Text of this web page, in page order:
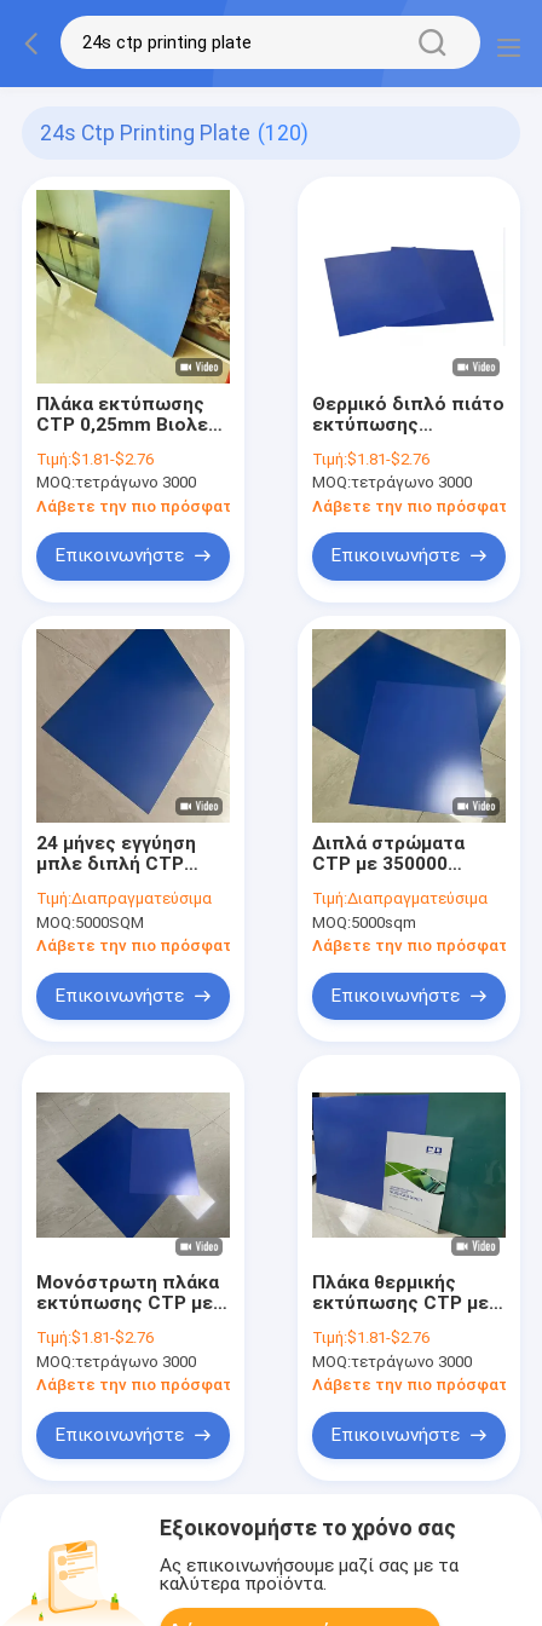
24s Ctp Printing Plate (120)
Πλάκα εκτύπωσης
CTP 0,25mm Βιολετί,
24S για εκτύπωση
εφημερίδων
Τιμή:$1.81-$2.76
MOQ:τετράγωνο 3000
Λάβετε την πιο πρόσφατη τιμή
Επικοινωνήστε
Θερμικό διπλό πιάτο
εκτύπωσης
(Κοινή Πολιτική
Μεταφορών) δύο
παλτά χωρίς
επεξεργασία
Τιμή:$1.81-$2.76
MOQ:τετράγωνο 3000
Λάβετε την πιο πρόσφατη
Επικοινωνήστε
24 μήνες εγγύηση
μπλε διπλή CTP
για τις ανάγκες μπλε
εκτύπωσης
Τιμή:Διαπραγματεύσιμα
MOQ:5000SQM
Λάβετε την πιο πρόσφατη τιμή
Επικοινωνήστε
Διπλά στρώματα
CTP με 350000
μήνες εγγύηση και
μέγεθος 0,15 mm
έως 0,40 mm
Τιμή:Διαπραγματεύσιμα
MOQ:5000sqm
Λάβετε την πιο πρόσφατη
Επικοινωνήστε
Μονόστρωτη πλάκα
εκτύπωσης CTP με
125-135mj/cm2 για
την εκτύπωση
εφημερίδων
Τιμή:$1.81-$2.76
MOQ:τετράγωνο 3000
Λάβετε την πιο πρόσφατη τιμή
Επικοινωνήστε
Πλάκα θερμικής
εκτύπωσης CTP με
Τιμή:$1.81-$2.76
MOQ:τετράγωνο 3000
Λάβετε την πιο πρόσφατη
Επικοινωνήστε
Εξοικονομήστε το χρόνο σας
Ας επικοινωνήσουμε μαζί σας με τα
καλύτερα προϊόντα.